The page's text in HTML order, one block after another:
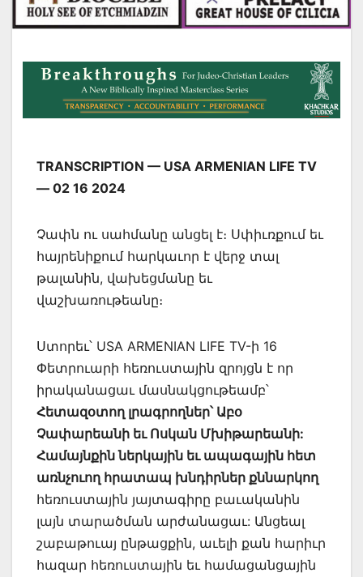
TRANSCRIPTION — USA ARMENIAN LIFE TV
— 02 16 2024
Չափն ու սահմանը անցել է։ Սփիւռքում եւ
հայրենիքում հարկաւոր է վերջ տալ
թալանին, վախեցմանը եւ
վաշխառութեանը։
Ստորեւ՝ USA ARMENIAN LIFE TV-ի 16
Փետրուարի հեռուստային զրոյցն է որ
իրականացաւ մասնակցութեամբ՝
Հետազօտող լրագրողներ՝ Աբօ
Չափարեանի եւ Ոսկան Մխիթարեանի:
Համայնքին ներկային եւ ապագային հետ
առնչուող հրատապ խնդիրներ քննարկող
հեռուստային յայտագիրը բաւականին
լայն տարածման արժանացաւ: Անցեալ
շաբաթուայ ընթացքին, աւելի քան հարիւր
հազար հեռուստային եւ համացանցային